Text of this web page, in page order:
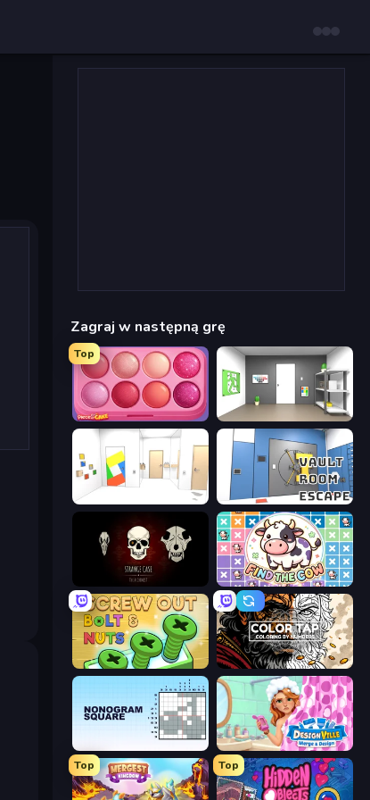
Zagraj w następną grę
Top
Piece of Cake: Merge and Bake Paint Room Escape
Mirror Room Escape Vault Room Escape
Find The Cow
Screw Out: Bolts and Nuts Color Tap: Coloring by Numbers
Designville: Merge & Design
Top Top